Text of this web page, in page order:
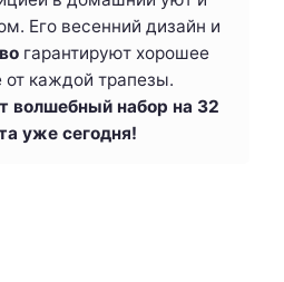
Его весенний дизайн и
гарантируют хорошее
от каждой трапезы.
волшебный набор на 32
уже сегодня!